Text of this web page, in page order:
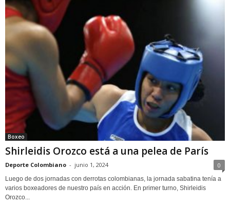
Boxeo
Shirleidis Orozco está a una pelea de París
Deporte Colombiano - junio 1, 2024 0
Luego de dos jornadas con derrotas colombianas, la jornada sabatina tenía a
varios boxeadores de nuestro país en acción. En primer turno, Shirleidis
Orozco...